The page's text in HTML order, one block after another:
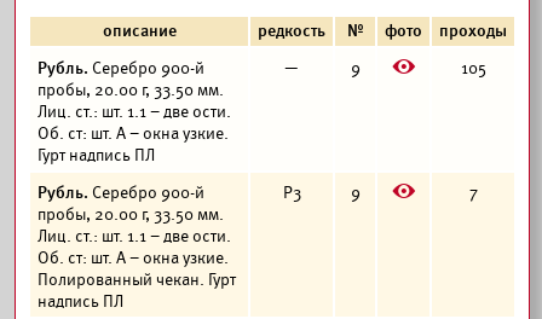
описание редкость № фото
проходы
Рубль. Серебро 900-й
пробы, 20.00 г, 33.50 мм.
Лиц. ст.: шт. 1.1 – две ости.
Об. ст: шт. А – окна узкие.
Гурт надпись ПЛ
— 9 E 105
Рубль. Серебро 900-й
пробы, 20.00 г, 33.50 мм.
Лиц. ст.: шт. 1.1 – две ости.
Об. ст: шт. А – окна узкие.
Полированный чекан. Гурт
надпись ПЛ
Р3 9 E 7